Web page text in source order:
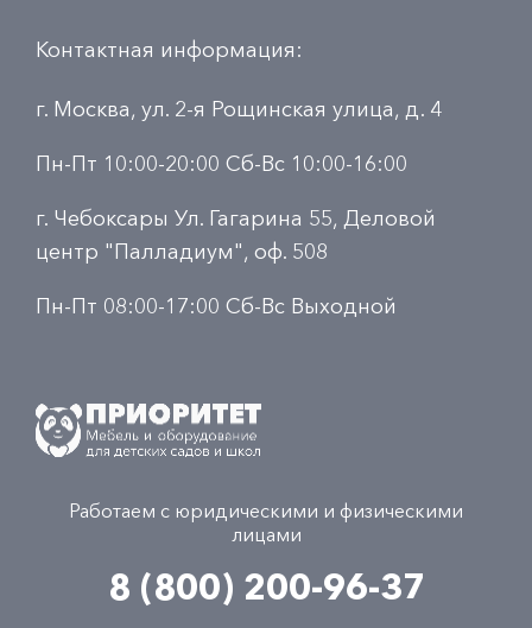
Контактная информация:
г. Москва, ул. 2-я Рощинская улица, д. 4
Пн-Пт 10:00-20:00 Сб-Вс 10:00-16:00
г. Чебоксары Ул. Гагарина 55, Деловой
центр "Палладиум", оф. 508
Пн-Пт 08:00-17:00 Сб-Вс Выходной
Работаем с юридическими и физическими
лицами
8 (800) 200-96-37